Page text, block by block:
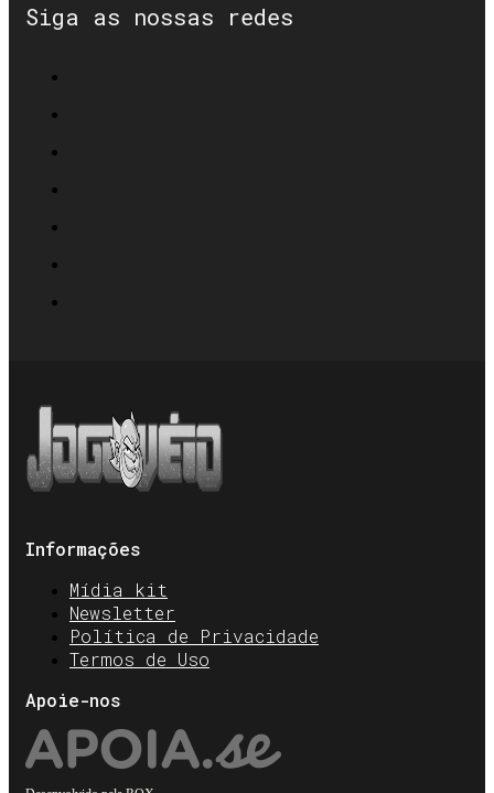
Siga as nossas redes
Informações
Mídia kit
Newsletter
Política de Privacidade
Termos de Uso
Apoie-nos